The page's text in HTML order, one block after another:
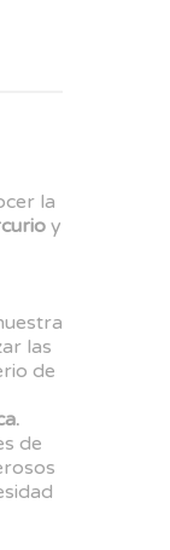
la
y
las
de
de